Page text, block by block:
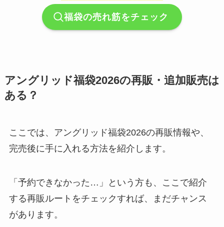
福袋の売れ筋をチェック
アングリッド福袋2026の再販・追加販売は
ある？
ここでは、アングリッド福袋2026の再販情報や、
完売後に手に入れる方法を紹介します。
「予約できなかった…」という方も、ここで紹介
する再販ルートをチェックすれば、まだチャンス
があります。